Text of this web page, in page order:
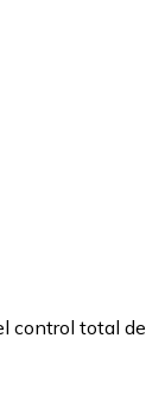
control total de